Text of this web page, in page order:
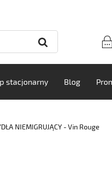
stacjonarny Blog
NIEMIGRUJĄCY - Vin Rouge